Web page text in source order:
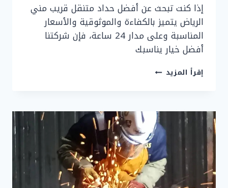
إذا كنت تبحث عن أفضل حداد متنقل قريب مني
الرياض يتميز بالكفاءة والموثوقية والأسعار
المناسبة وعلى مدار 24 ساعة، فإن شركتنا
أفضل خيار يناسبك
إقرأ المزيد حداد
الرياض
24
ساعة
|
حداد
الرياض